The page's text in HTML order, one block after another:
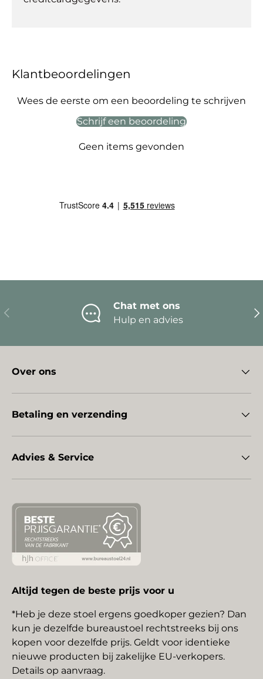
Klantbeoordelingen
Wees de eerste om een beoordeling te schrijven
Schrijf een beoordeling
Geen items gevonden
Vorige
Chat met ons
Hulp en advies
Over ons
Betaling en verzending
Advies & Service
Altijd tegen de beste prijs voor u
*Heb je deze stoel ergens goedkoper gezien? Dan
kun je dezelfde bureaustoel rechtstreeks bij ons
kopen voor dezelfde prijs. Geldt voor identieke
nieuwe producten bij zakelijke EU-verkopers.
Details op aanvraag.